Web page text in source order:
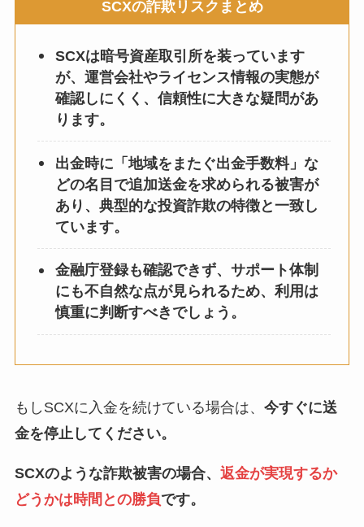
SCXの詐欺リスクまとめ
SCXは暗号資産取引所を装っています
が、運営会社やライセンス情報の実態が
確認しにくく、信頼性に大きな疑問があ
ります。
出金時に「地域をまたぐ出金手数料」な
どの名目で追加送金を求められる被害が
あり、典型的な投資詐欺の特徴と一致し
ています。
金融庁登録も確認できず、サポート体制
にも不自然な点が見られるため、利用は
慎重に判断すべきでしょう。
もしSCXに入金を続けている場合は、 今すぐに送
金を停止してください。
SCXのような詐欺被害の場合、 返金が実現するか
どうかは時間との勝負です。